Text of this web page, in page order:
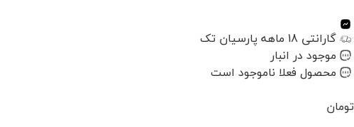
گارانتی 18 ماهه پارسیان تک
موجود در انبار
محصول فعلا ناموجود است
تومان